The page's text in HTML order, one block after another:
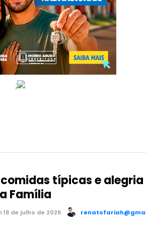
;
típicas e
Família
de julho de 2026